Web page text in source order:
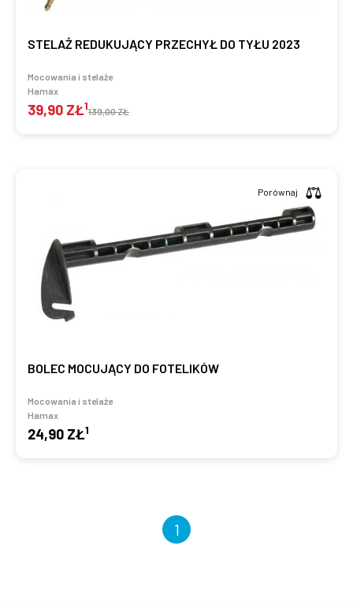
STELAŻ REDUKUJĄCY PRZECHYŁ DO TYŁU 2023
Mocowania i stelaże
Hamax
39,90 ZŁ1139,00 ZŁ
BOLEC MOCUJĄCY DO FOTELIKÓW
Mocowania i stelaże
Hamax
24,90 ZŁ1
Porównaj
1